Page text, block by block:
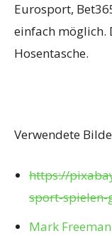
Eurosport,
einfach möglich.
Hosentasche.
Verwendete
https://
sport-spielen-
Mark Freeman